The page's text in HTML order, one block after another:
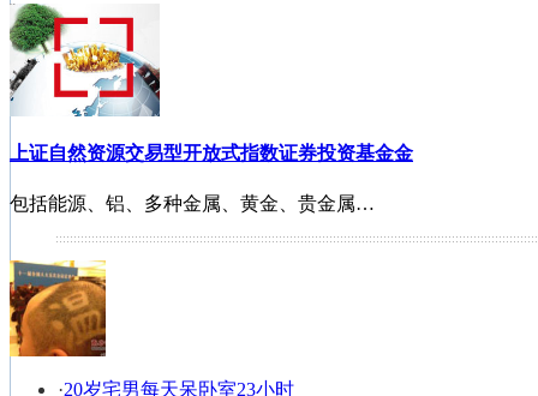
基金公司点评2012年1月宏观经济数据
上证自然资源交易型开放式指数证券投资基金金
包括能源、铝、多种金属、黄金、贵金属…
长盛电子信息产业股票型证券投资基金
融通创业板指数增强型证券投资基金
嘉实中创400ETF基金
长信可转债债券型基金
·20岁宅男每天呆卧室23小时